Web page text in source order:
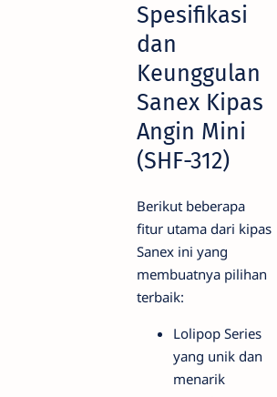
Spesifikasi
dan
Keunggulan
Sanex Kipas
Angin Mini
(SHF-312)
Berikut beberapa
fitur utama dari kipas
Sanex ini yang
membuatnya pilihan
terbaik:
Lolipop Series
yang unik dan
menarik